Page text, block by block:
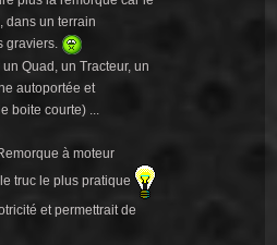
dans un terrain
graviers.
Quad, un Tracteur, un
autoportée et
boite courte) ...
à moteur
truc le plus pratique
et permettrait de